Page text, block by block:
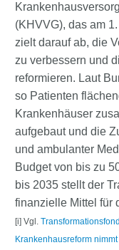
(KHVVG), das am
zielt darauf ab, die
zu verbessern und
reformieren. Laut
so Patienten
Krankenhäuser
aufgebaut und die
und ambulanter
Budget von bis zu
bis 2035 stellt der
finanzielle Mittel für
[i] Vgl.
Krankenhausreform